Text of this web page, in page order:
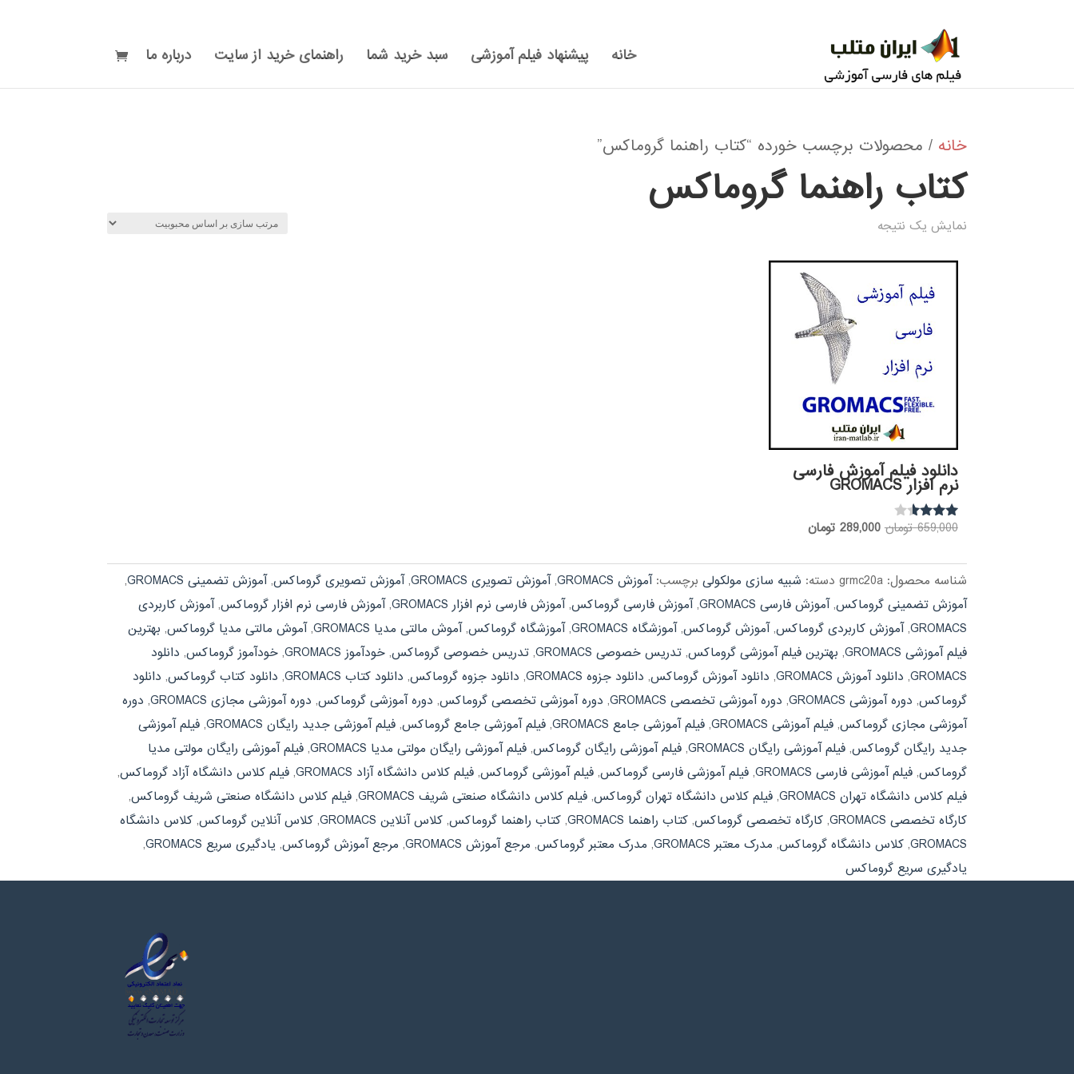
خانه پیشنهاد فیلم آموزشی سبد خرید شما راهنمای خرید از سایت درباره ما
خانه / محصولات برچسب خورده “کتاب راهنما گروماکس”
کتاب راهنما گروماکس
نمایش یک نتیجه
دانلود فیلم آموزش فارسی
نرم افزار GROMACS
نمره
659,000 تومان قیمت
659,000 تومان
بود.
289,000 تومان
289,000 تومان.
شناسه محصول:grmc20a دسته: شبیه سازی مولکولی برچسب:آموزش GROMACS ,آموزش تصویری GROMACS ,آموزش تصویری گروماکس,آموزش تضمینی GROMACS
,
آموزش تضمینی گروماکس,آموزش فارسی GROMACS ,آموزش فارسی گروماکس,آموزش فارسی نرم افزار GROMACS ,آموزش فارسی نرم افزار گروماکس,آموزش کاربردی
GROMACS
,آموزش کاربردی گروماکس,آموزش گروماکس,آموزشگاه GROMACS ,آموزشگاه گروماکس,آموش مالتی مدیا GROMACS ,آموش مالتی مدیا گروماکس, بهترین
فیلم آموزشی GROMACS
, بهترین فیلم آموزشی گروماکس,تدریس خصوصی GROMACS ,تدریس خصوصی گروماکس,خودآموز GROMACS ,خودآموز گروماکس, دانلود
GROMACS
, دانلود آموزش GROMACS , دانلود آموزش گروماکس, دانلود جزوه GROMACS , دانلود جزوه گروماکس, دانلود کتاب GROMACS , دانلود کتاب گروماکس, دانلود
گروماکس, دوره آموزشی GROMACS , دوره آموزشی تخصصی GROMACS , دوره آموزشی تخصصی گروماکس, دوره آموزشی گروماکس, دوره آموزشی مجازی GROMACS , دوره
آموزشی مجازی گروماکس,فیلم آموزشی GROMACS ,فیلم آموزشی جامع GROMACS ,فیلم آموزشی جامع گروماکس,فیلم آموزشی جدید رایگان GROMACS ,فیلم آموزشی
جدید رایگان گروماکس,فیلم آموزشی رایگان GROMACS ,فیلم آموزشی رایگان گروماکس,فیلم آموزشی رایگان مولتی مدیا GROMACS ,فیلم آموزشی رایگان مولتی مدیا
گروماکس,فیلم آموزشی فارسی GROMACS ,فیلم آموزشی فارسی گروماکس,فیلم آموزشی گروماکس,فیلم کلاس دانشگاه آزاد GROMACS ,فیلم کلاس دانشگاه آزاد گروماکس,
فیلم کلاس دانشگاه تهران GROMACS
,فیلم کلاس دانشگاه تهران گروماکس,فیلم کلاس دانشگاه صنعتی شریف GROMACS ,فیلم کلاس دانشگاه صنعتی شریف گروماکس,
کارگاه تخصصی GROMACS
,کارگاه تخصصی گروماکس,کتاب راهنما GROMACS ,کتاب راهنما گروماکس,کلاس آنلاین GROMACS ,کلاس آنلاین گروماکس,کلاس دانشگاه
GROMACS
,کلاس دانشگاه گروماکس, مدرک معتبر GROMACS , مدرک معتبر گروماکس, مرجع آموزش GROMACS , مرجع آموزش گروماکس, یادگیری سریع GROMACS
,
یادگیری سریع گروماکس